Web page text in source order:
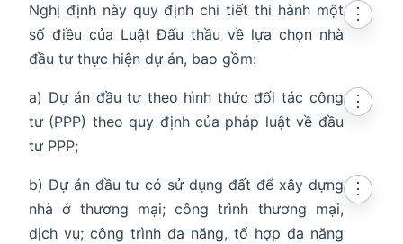
Nghị định này quy định chi tiết thi hành một
số điều của Luật Đấu thầu về lựa chọn nhà
đầu tư thực hiện dự án, bao gồm:
⋮
a) Dự án đầu tư theo hình thức đối tác công
tư (PPP) theo quy định của pháp luật về đầu
tư PPP;
⋮
b) Dự án đầu tư có sử dụng đất để xây dựng
nhà ở thương mại; công trình thương mại,
dịch vụ; công trình đa năng, tổ hợp đa năng
⋮